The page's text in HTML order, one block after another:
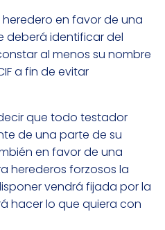
en favor de una
deberá identificar del
al menos su nombre
a fin de evitar
que todo testador
de una parte de su
en favor de una
herederos forzosos la
vendrá fijada por la
hacer lo que quiera con